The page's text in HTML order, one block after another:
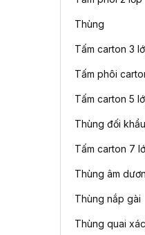
Thùng
Tấm carton 3
Tấm phôi
Tấm carton 5
Thùng đối khẩu
Tấm carton 7
Thùng âm
Thùng nắp gài
Thùng quai